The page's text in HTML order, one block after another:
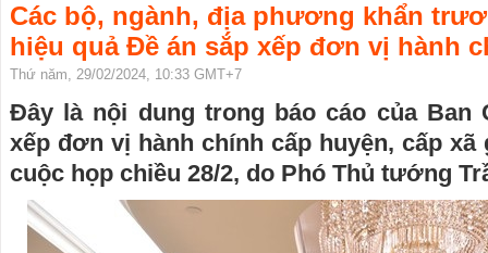
Các bộ, ngành, địa phương khẩn
hiệu quả Đề án sắp xếp đơn vị hành
Thứ năm, 29/02/2024, 10:33 GMT+7
Đây là nội dung trong báo cáo của Ban
xếp đơn vị hành chính cấp huyện, cấp xã
cuộc họp chiều 28/2, do Phó Thủ tướng